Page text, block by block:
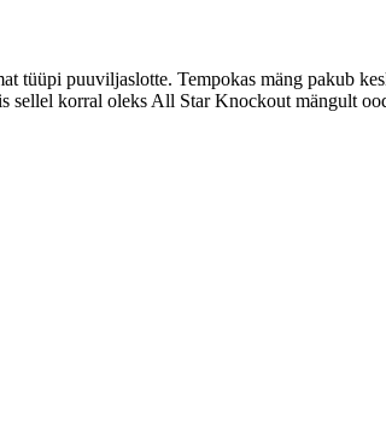
tüüpi puuviljaslotte. Tempokas mäng pakub
korral oleks All Star Knockout mängult